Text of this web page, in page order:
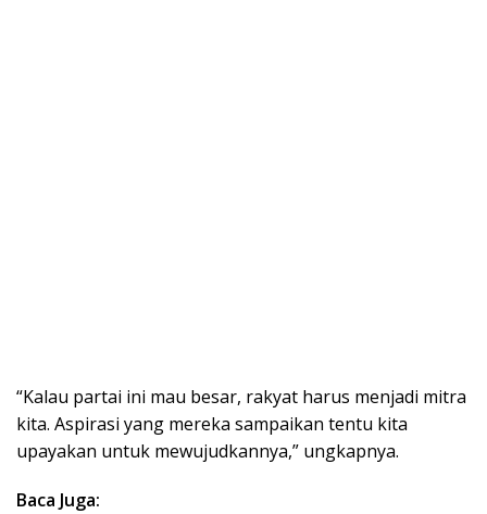
“Kalau partai ini mau besar, rakyat harus menjadi mitra
kita. Aspirasi yang mereka sampaikan tentu kita
upayakan untuk mewujudkannya,” ungkapnya.
Baca Juga: